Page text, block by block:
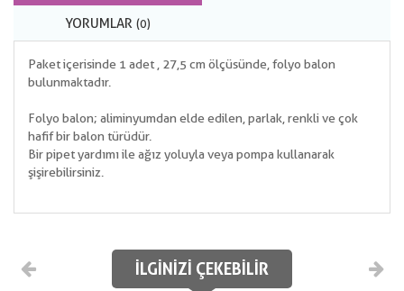
YORUMLAR (0)
Paket içerisinde 1 adet , 27,5 cm ölçüsünde, folyo balon
bulunmaktadır.
Folyo balon; aliminyumdan elde edilen, parlak, renkli ve çok
hafif bir balon türüdür.
Bir pipet yardımı ile ağız yoluyla veya pompa kullanarak
şişirebilirsiniz.
İLGINIZI ÇEKEBILIR